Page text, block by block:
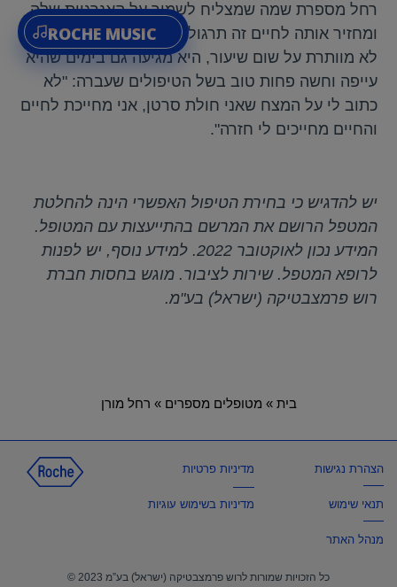
ROCHE MUSIC
רחל מספרת שמה שמצליח לשמור על האנרגיות שלה
ומחזיר אותה לחיים זה תרגול של יוגה ופילאטיס. היא
לא מוותרת על שום שיעור, היא מגיעה גם בימים שהיא
עייפה וחשה פחות טוב בשל הטיפולים שעברה: "לא
כתוב לי על המצח שאני חולת סרטן, אני מחייכת לחיים
והחיים מחייכים לי חזרה".
יש להדגיש כי בחירת הטיפול האפשרי הינה להחלטת
המטפל הרושם את המרשם בהתייעצות עם המטופל.
המידע נכון לאוקטובר 2022. למידע נוסף, יש לפנות
לרופא המטפל. שירות לציבור. מוגש בחסות חברת
רוש פרמצבטיקה (ישראל) בע"מ.
בית » מטופלים מספרים » רחל מורן
הצהרת נגישות
תנאי שימוש
מנהל האתר
מדיניות פרטיות
מדיניות בשימוש עוגיות
כל הזכויות שמורות לרוש פרמצבטיקה (ישראל) בע”מ 2023 ©